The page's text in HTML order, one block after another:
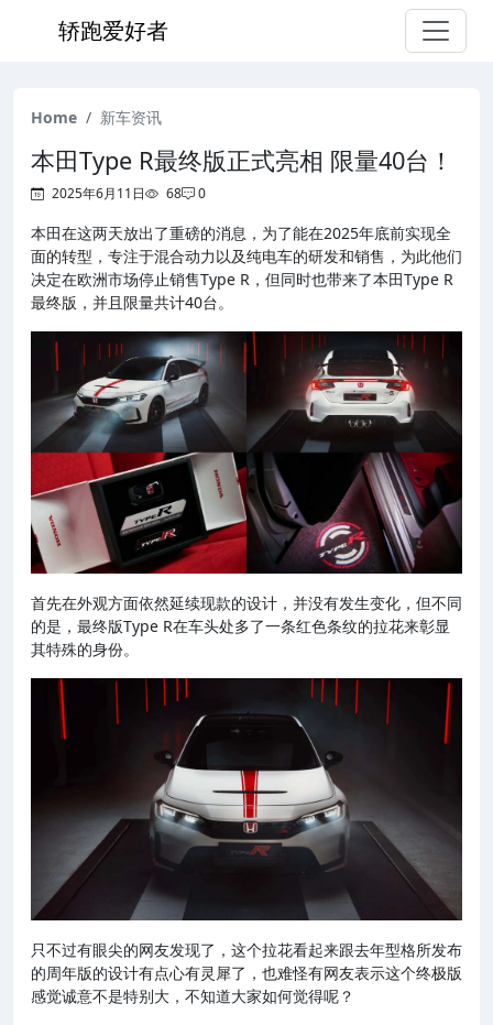
轿跑爱好者
Home 新车资讯
本田Type R最终版正式亮相 限量40台！
2025年6月11日 68 0
本田在这两天放出了重磅的消息，为了能在2025年底前实现全
面的转型，专注于混合动力以及纯电车的研发和销售，为此他们
决定在欧洲市场停止销售Type R，但同时也带来了本田Type R
最终版，并且限量共计40台。
首先在外观方面依然延续现款的设计，并没有发生变化，但不同
的是，最终版Type R在车头处多了一条红色条纹的拉花来彰显
其特殊的身份。
只不过有眼尖的网友发现了，这个拉花看起来跟去年型格所发布
的周年版的设计有点心有灵犀了，也难怪有网友表示这个终极版
感觉诚意不是特别大，不知道大家如何觉得呢？